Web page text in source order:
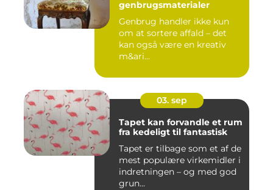
genbrugsmaterialer
Genbrug handler ikke kun
om at sortere affald – det
kan også være en kreativ
m&ari...
03. sep
Tapet kan forvandle et rum
fra kedeligt til fantastisk
Tapet er tilbage som et af de
mest populære virkemidler i
indretningen – og med god
grun...